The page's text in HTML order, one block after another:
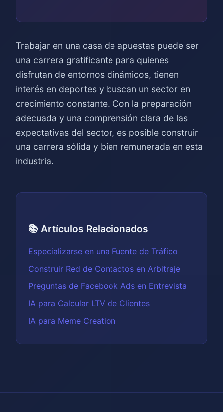
Trabajar en una casa de apuestas puede ser
una carrera gratificante para quienes
disfrutan de entornos dinámicos, tienen
interés en deportes y buscan un sector en
crecimiento constante. Con la preparación
adecuada y una comprensión clara de las
expectativas del sector, es posible construir
una carrera sólida y bien remunerada en esta
industria.
📚 Artículos Relacionados
Especializarse en una Fuente de Tráfico
Construir Red de Contactos en Arbitraje
Preguntas de Facebook Ads en Entrevista
IA para Calcular LTV de Clientes
IA para Meme Creation